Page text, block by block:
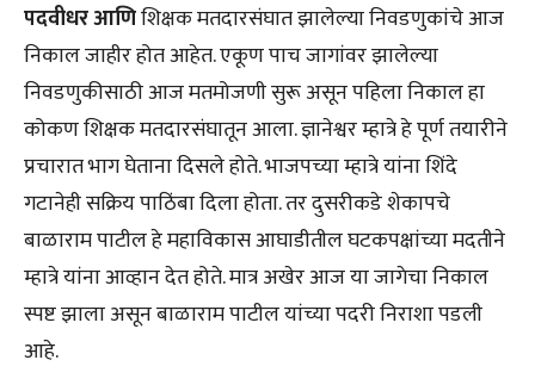
पदवीधर आणिशिक्षक मतदारसंघात झालेल्या निवडणुकांचे आज
निकाल जाहीर होत आहेत. एकूण पाच जागांवर झालेल्या
निवडणुकीसाठी आज मतमोजणी सुरू असून पहिला निकाल हा
कोकण शिक्षक मतदारसंघातून आला. ज्ञानेश्वर म्हात्रे हे पूर्ण तयारीने
प्रचारात भाग घेताना दिसले होते. भाजपच्या म्हात्रे यांना शिंदे
गटानेही सक्रिय पाठिंबा दिला होता. तर दुसरीकडे शेकापचे
बाळाराम पाटील हे महाविकास आघाडीतील घटकपक्षांच्या मदतीने
म्हात्रे यांना आव्हान देत होते. मात्र अखेर आज या जागेचा निकाल
स्पष्ट झाला असून बाळाराम पाटील यांच्या पदरी निराशा पडली
आहे.